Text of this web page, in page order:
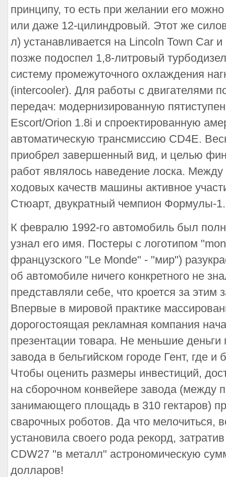
принципу, то есть при желании его
или даже 12-цилиндровый. Этот же
л) устанавливается на Lincoln Town Car
позже подоспел 1,8-литровый
систему промежуточного охлаждения
(intercooler). Для работы с двигателями
передач: модернизированную
Escort/Orion 1.8i и спроектированную
автоматическую трансмиссию CD4E.
приобрел завершенный вид, и целью
работ являлось наведение лоска. Между
ходовых качеств машины активное
Стюарт, двукратный чемпион Формулы-1.
К февралю 1992-го автомобиль был
узнал его имя. Постеры с логотипом
французского "Le Monde" - "мир")
об автомобиле ничего конкретного не
представляли себе, что кроется за этим
Впервые в мировой практике
дорогостоящая рекламная компания
презентации товара. Не меньшие
завода в бельгийском городе Гент, где и
Чтобы оценить размеры инвестиций,
на сборочном конвейере завода (между
занимающего площадь в 310 гектаров)
сварочных роботов. Да что мелочиться,
установила своего рода рекорд,
CDW27 "в металл" астрономическую
долларов!